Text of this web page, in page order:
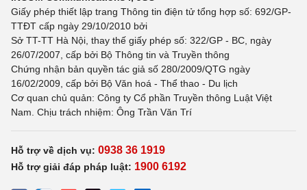
Giấy phép thiết lập trang Thông tin điện tử tổng hợp số: 692/GP-
TTĐT cấp ngày 29/10/2010 bởi
Sở TT-TT Hà Nội, thay thế giấy phép số: 322/GP - BC, ngày
26/07/2007, cấp bởi Bộ Thông tin và Truyền thông
Chứng nhận bản quyền tác giả số 280/2009/QTG ngày
16/02/2009, cấp bởi Bộ Văn hoá - Thể thao - Du lịch
Cơ quan chủ quản: Công ty Cổ phần Truyền thông Luật Việt
Nam. Chịu trách nhiệm: Ông Trần Văn Trí
Hỗ trợ về dịch vụ: 0938 36 1919
Hỗ trợ giải đáp pháp luật: 1900 6192